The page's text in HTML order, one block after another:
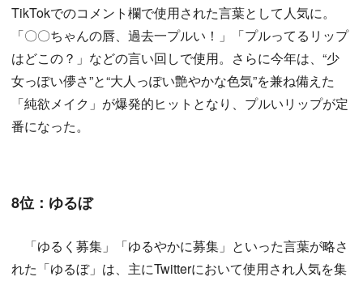
TikTokでのコメント欄で使用された言葉として人気に。
「〇〇ちゃんの唇、過去一プルい！」「プルってるリップ
はどこの？」などの言い回しで使用。さらに今年は、“少
女っぽい儚さ”と“大人っぽい艶やかな色気”を兼ね備えた
「純欲メイク」が爆発的ヒットとなり、プルいリップが定
番になった。
8位：ゆるぼ
「ゆるく募集」「ゆるやかに募集」といった言葉が略さ
れた「ゆるぼ」は、主にTwitterにおいて使用され人気を集